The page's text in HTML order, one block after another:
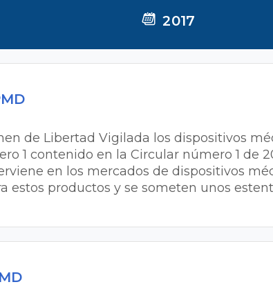
2017
de Libertad Vigilada los dispositivos
1 contenido en la Circular número 1 de
en los mercados de dispositivos
productos y se someten unos